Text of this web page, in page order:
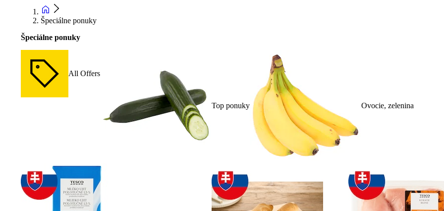
Špeciálne ponuky
Špeciálne ponuky
All Offers
Top ponuky Ovocie, zelenina